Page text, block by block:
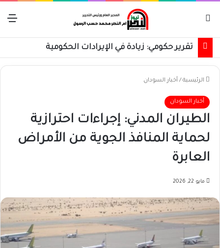
تقرير حكومي: زيادة في الإيرادات الحكومية
الرئيسية / أخبار السودان
أخبار السودان
الطيران المدني: إجراءات احترازية
لحماية المنافذ الجوية من الأمراض
العابرة
مايو 22, 2026